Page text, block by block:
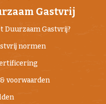
Gastvrij
Duurzaam Gastvrij?
normen
voorwaarden